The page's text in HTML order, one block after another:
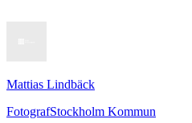
Mattias Lindbäck
FotografStockholm Kommun